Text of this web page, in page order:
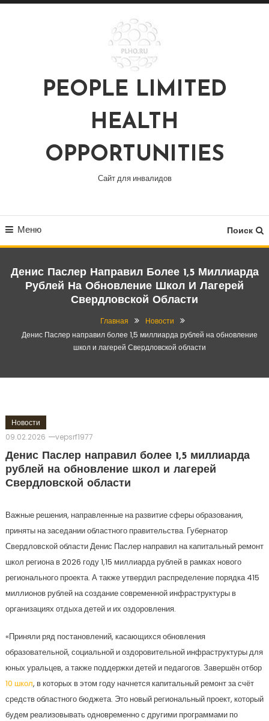
Перейти
PEOPLE LIMITED
HEALTH
OPPORTUNITIES
Сайт для инвалидов
Меню Поиск
Денис Паслер Направил Более 1,5 Миллиарда
Рублей На Обновление Школ И Лагерей
Свердловской Области
Главная
Новости
Денис Паслер направил более 1,5 миллиарда рублей на обновление
школ и лагерей Свердловской области
Новости
09.02.2026
vepsrf1977
Денис Паслер направил более 1,5 миллиарда
рублей на обновление школ и лагерей
Свердловской области
Важные решения, направленные на развитие сферы образования,
приняты на заседании областного правительства. Губернатор
Свердловской области Денис Паслер направил на капитальный ремонт
школ региона в 2026 году 1,15 миллиарда рублей в рамках нового
регионального проекта. А также утвердил распределение порядка 415
миллионов рублей на создание современной инфраструктуры в
организациях отдыха детей и их оздоровления.
«Приняли ряд постановлений, касающихся обновления
образовательной, социальной и оздоровительной инфраструктуры для
юных уральцев, а также поддержки детей и педагогов. Завершён отбор
10 школ, в которых в этом году начнется капитальный ремонт за счёт
средств областного бюджета. Это новый региональный проект, который
будем реализовывать одновременно с другими программами по